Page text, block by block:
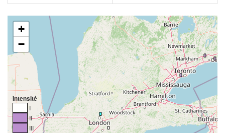
+
−
Intensité
I
II
III